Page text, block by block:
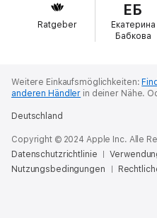
Ratgeber
ЕБ
Екатерина
Бабкова
Weitere Einkaufsmöglichkeiten:
anderen Händler in deiner Nähe.
Deutschland
Copyright © 2024 Apple Inc. Alle
Datenschutzrichtlinie
Nutzungsbedingungen